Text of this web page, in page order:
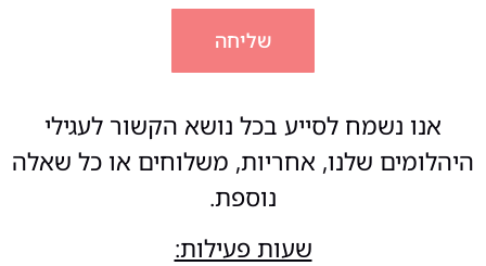
שליחה
אנו נשמח לסייע בכל נושא הקשור לעגילי
היהלומים שלנו, אחריות, משלוחים או כל שאלה
נוספת.
שעות פעילות: